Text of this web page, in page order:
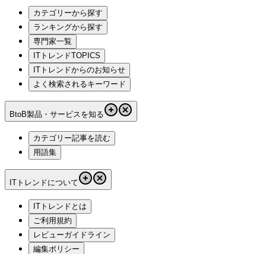
カテゴリーから探す
ランキングから探す
専門家一覧
ITトレンドTOPICS
ITトレンドからのお知らせ
よく検索されるキーワード
BtoB製品・サービスを知る
カテゴリー記事を読む
用語集
ITトレンドについて
ITトレンドとは
ご利用規約
レビューガイドライン
編集ポリシー